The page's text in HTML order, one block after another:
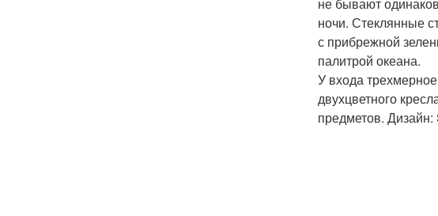
ночи. Стеклянные
с прибрежной
палитрой океана.
У входа
двухцветного
предметов.